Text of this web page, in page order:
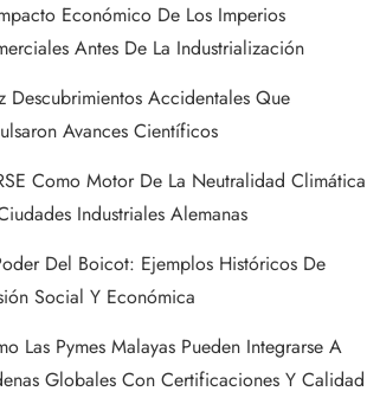
Económico De Los Imperios
Antes De La Industrialización
Descubrimientos Accidentales Que
Avances Científicos
Como Motor De La Neutralidad Climática
Industriales Alemanas
Del Boicot: Ejemplos Históricos De
Social Y Económica
Las Pymes Malayas Pueden Integrarse A
Globales Con Certificaciones Y Calidad